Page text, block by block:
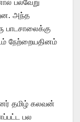
அந்த
பாடசாலைக்கு
நேற்றையதினம்
தமிழ் கலவன்
பல